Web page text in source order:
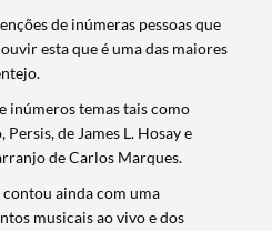
de inúmeras pessoas que
esta que é uma das maiores
inúmeros temas tais como
de James L. Hosay e
de Carlos Marques.
ainda com uma
musicais ao vivo e dos